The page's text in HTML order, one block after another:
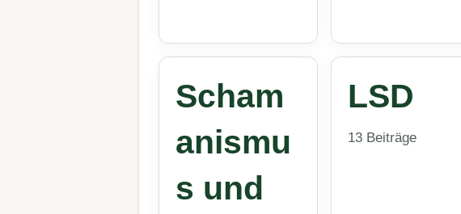
Scham
anismu
s und
LSD
13 Beiträge